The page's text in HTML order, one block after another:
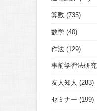
算数 (735)
数学 (40)
作法 (129)
事前学習法研究
友人知人 (283)
セミナー (199)